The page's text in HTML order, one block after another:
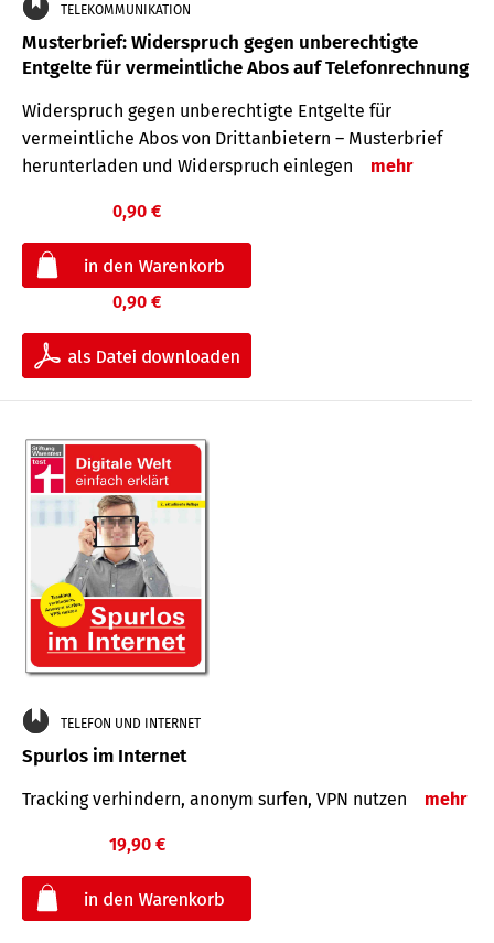
TELEKOMMUNIKATION
Musterbrief: Widerspruch gegen unberechtigte
Entgelte für vermeintliche Abos auf Telefonrechnung
Widerspruch gegen unberechtigte Entgelte für
vermeintliche Abos von Drittanbietern – Musterbrief
herunterladen und Widerspruch einlegen
mehr
0,90 €
0,90 €
TELEFON UND INTERNET
Spurlos im Internet
Tracking verhindern, anonym surfen, VPN nutzen mehr
19,90 €